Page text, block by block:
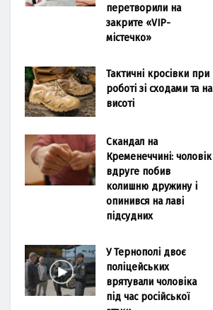
перетворили на
закрите «VIP-
містечко»
Тактичні кросівки при
роботі зі сходами та на
висоті
Скандал на
Кременеччині: чоловік
вдруге побив
колишню дружину і
опинився на лаві
підсудних
У Тернополі двоє
поліцейських
врятували чоловіка
під час російської